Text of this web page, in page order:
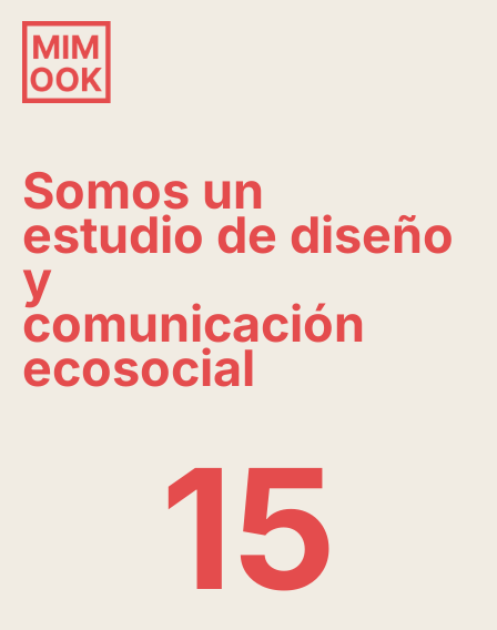
contenido
Somos un
estudio de diseño
y
comunicación
ecosocial
15